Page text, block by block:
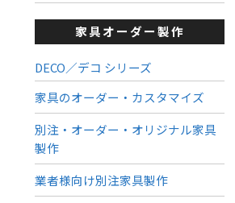
家具オーダー製作
DECO／デコ シリーズ
家具のオーダー・カスタマイズ
別注・オーダー・オリジナル家具
製作
業者様向け別注家具製作